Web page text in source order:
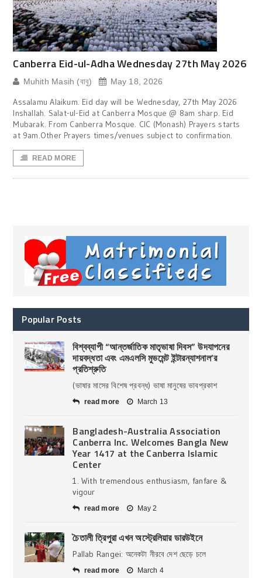
Canberra Eid-ul-Adha Wednesday 27th May 2026
Muhith Masih (বাবু) May 18, 2026
Assalamu Alaikum. Eid day will be Wednesday, 27th May 2026
Inshallah. Salat-ul-Eid at Canberra Mosque @ 8am sharp. Eid
Mubarak. From Canberra Mosque. CIC (Monash) Prayers starts
at 9am.Other Prayers times/venues subject to confirmation.
READ MORE
Popular Posts
বিশ্বব্যাপী “আন্তর্জাতিক মাতৃভাষা দিবস” উদযাপনের
দায়বদ্ধতা এবং এমএলসি মুভমেন্ট ইন্টারন্যাশনাল’র
প্রতিশ্রুতি
(ভাষার মাসের বিশেষ প্রবন্ধ) ভাষা মানুষের ভাবপ্রকাশ
read more March 13
Bangladesh-Australia Association
Canberra Inc. Welcomes Bangla New
Year 1417 at the Canberra Islamic
Center
1. With tremendous enthusiasm, fanfare &
vigour
read more May 2
চৈতালী ত্রিপুরা এখন অস্ট্রেলিয়ার ডারউইনে
Pallab Rangei: অনেকটা নীরবে দেশ ছেড়ে চলে
read more March 4